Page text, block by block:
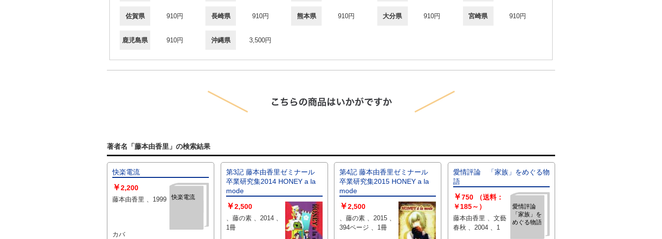
佐賀県 910円 長崎県 910円 熊本県 910円 大分県 910円 宮崎県 910円
鹿児島県 910円 沖縄県 3,500円
著者名「藤本由香里」の検索結果
快楽電流
快楽電流
￥2,200
藤本由香里 、1999
カバ
第3記 藤本由香里ゼミナール
卒業研究集2014 HONEY a la
mode
￥2,500
、藤の素 、2014 、
1冊
第4記 藤本由香里ゼミナール
卒業研究集2015 HONEY a la
mode
￥2,500
、藤の素 、2015 、
394ページ 、1冊
愛情評論 「家族」をめぐる物
語
愛情評論
「家族」を
めぐる物語
￥750
（送料：
￥185～）
藤本由香里 、文藝
春秋 、2004 、1